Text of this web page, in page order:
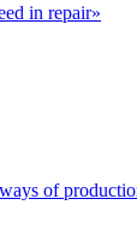
in repair»
of